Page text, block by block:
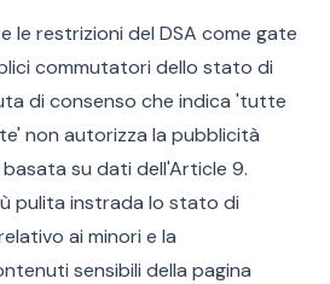
le restrizioni del DSA come gate
commutatori dello stato di
di consenso che indica 'tutte
non autorizza la pubblicità
su dati dell'Article 9.
pulita instrada lo stato di
ai minori e la
sensibili della pagina